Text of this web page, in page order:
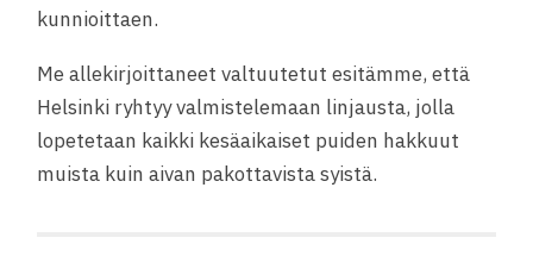
kunnioittaen.
Me allekirjoittaneet valtuutetut esitämme, että
Helsinki ryhtyy valmistelemaan linjausta, jolla
lopetetaan kaikki kesäaikaiset puiden hakkuut
muista kuin aivan pakottavista syistä.